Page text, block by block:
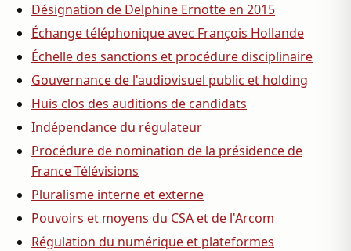
Désignation de Delphine Ernotte en 2015
Échange téléphonique avec François Hollande
Échelle des sanctions et procédure disciplinaire
Gouvernance de l'audiovisuel public et holding
Huis clos des auditions de candidats
Indépendance du régulateur
Procédure de nomination de la présidence de
France Télévisions
Pluralisme interne et externe
Pouvoirs et moyens du CSA et de l'Arcom
Régulation du numérique et plateformes